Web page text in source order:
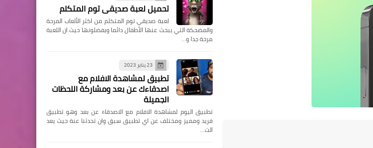
تحميل لعبة صديقي توم المتكلم
لعبة صديقي توم المتكلم من اكثر الألعاب المرحة
والمضحكة التي يبحث عنها الأطفال دائما ويفضلونها حيث ان اللعبة
مرحة جدا و…
23 يناير 2023
تطبيق لمشاهدة الافلام مع
اصدقاءك عن بعد ومشاركة اللحظات
الجميلة
تطبيق اليوم لمشاهدة الافلام مع الاصدقاء عن بعد وهو تطبيق
فريد ومميز ومختلف عن اي تطبيق سبق وان تحدثنا عنة حيث يعد
الت…